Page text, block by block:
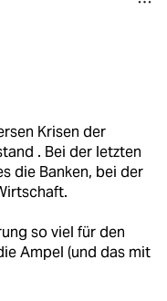
Krisen der
. Bei der letzten
die Banken, bei der
so viel für den
Ampel (und das mit